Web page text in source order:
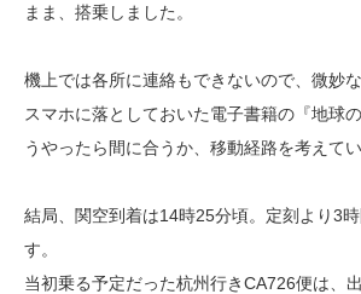
まま、搭乗しました。
機上では各所に連絡もできないので、微妙な
スマホに落としておいた電子書籍の『地球
うやったら間に合うか、移動経路を考えてい
結局、関空到着は14時25分頃。定刻より3
す。
当初乗る予定だった杭州行きCA726便は、